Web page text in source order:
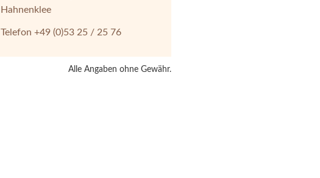
Hahnenklee
Telefon +49 (0)53 25 / 25 76
Alle Angaben ohne Gewähr.